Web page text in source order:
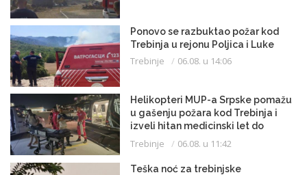
Ponovo se razbuktao požar kod
Trebinja u rejonu Poljica i Luke
Trebinje 06.08. u 14:06
Helikopteri MUP-a Srpske pomažu
u gašenju požara kod Trebinja i
izveli hitan medicinski let do
Beograda
Trebinje 06.08. u 11:42
Teška noć za trebinjske